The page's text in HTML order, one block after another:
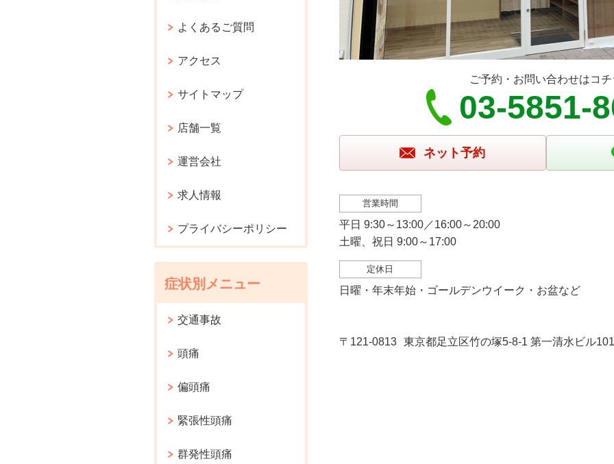
ご予約・お問い合わせはコ
03-5851-
ネット予約
営業時間
平日 9:30～13:00／16:00～20:00
土曜、祝日 9:00～17:00
定休日
日曜・年末年始・ゴールデンウイーク・お盆など
〒121-0813 東京都足立区竹の塚5-8-1 第一清水ビル
よくあるご質問
アクセス
サイトマップ
店舗一覧
運営会社
求人情報
プライバシーポリシー
症状別メニュー
交通事故
頭痛
偏頭痛
緊張性頭痛
群発性頭痛